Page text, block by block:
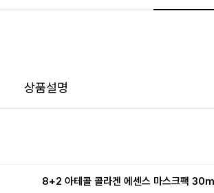
상품설명
8+2 아테콜 콜라겐 에센스 마스크팩